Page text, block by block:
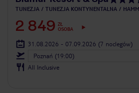
TUNEZJA TUNEZJA KONTYNENTALNA
2 849 ZŁ
OSOBA
31.08.2026 - 07.09.2026 (7 noclegów)
Poznań (19:00)
All Inclusive